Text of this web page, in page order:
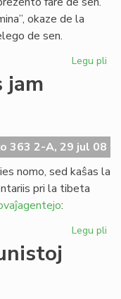
okaze de la
de sen.
Legu pli
de
jam
363 2-A, 29 jul 08
nomo, sed kaŝas la
pri la tibeta
:
Legu pli